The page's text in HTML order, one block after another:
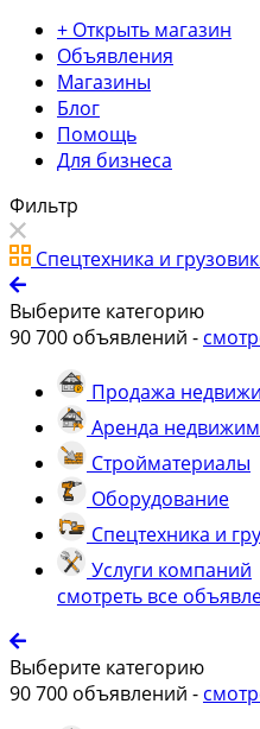
+ Открыть магазин
Объявления
Магазины
Блог
Помощь
Для бизнеса
Фильтр
Спецтехника и
Выберите категорию
90 700 объявлений -
Продажа
Аренда
Стройматериалы
Оборудование
Спецтехника и
Услуги компаний
смотреть все
Выберите категорию
90 700 объявлений -